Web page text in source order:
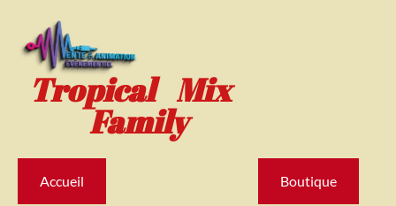
Tropical Mix
Family
Accueil Boutique